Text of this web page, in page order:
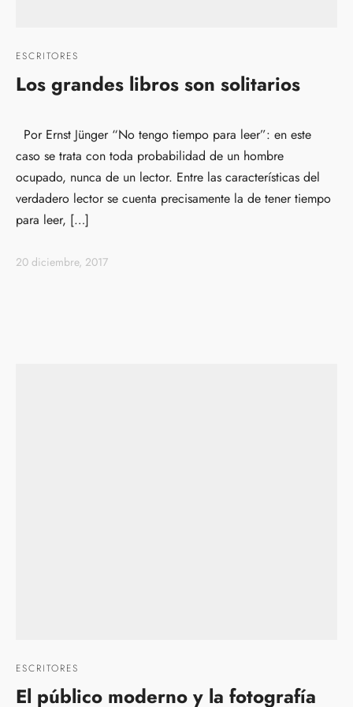
ESCRITORES
Los grandes libros son solitarios
Por Ernst Jünger “No tengo tiempo para leer”: en este
caso se trata con toda probabilidad de un hombre
ocupado, nunca de un lector. Entre las características del
verdadero lector se cuenta precisamente la de tener tiempo
para leer, […]
20 diciembre, 2017
ESCRITORES
El público moderno y la fotografía